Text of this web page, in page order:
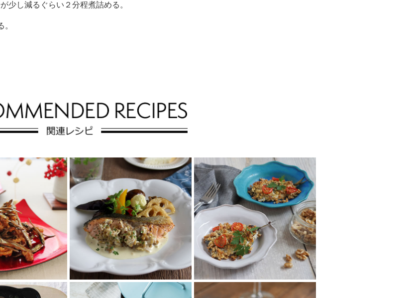
少し減るぐらい２分程煮詰める。